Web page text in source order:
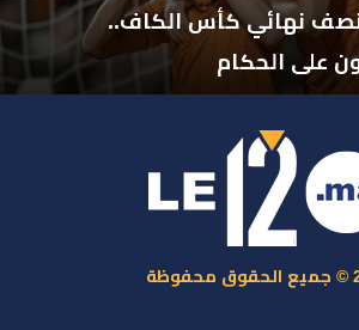
نصف نهائي كأس الكاف..
على الحكام